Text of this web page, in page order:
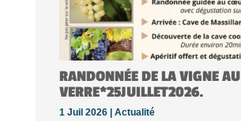
RANDONNÉE DE LA VIGNE AU
VERRE*25JUILLET2026.
1 Juil 2026 | Actualité